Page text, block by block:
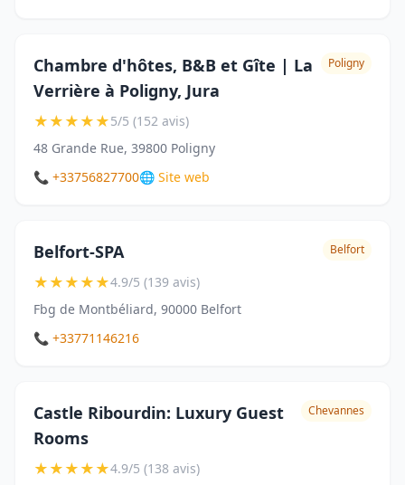
Chambre d'hôtes, B&B et Gîte | La
Verrière à Poligny, Jura
Poligny
★★★★★5/5 (152 avis)
48 Grande Rue, 39800 Poligny
📞 +33756827700🌐 Site web
Belfort-SPA Belfort
★★★★★4.9/5 (139 avis)
Fbg de Montbéliard, 90000 Belfort
📞 +33771146216
Castle Ribourdin: Luxury Guest
Rooms
Chevannes
★★★★★4.9/5 (138 avis)